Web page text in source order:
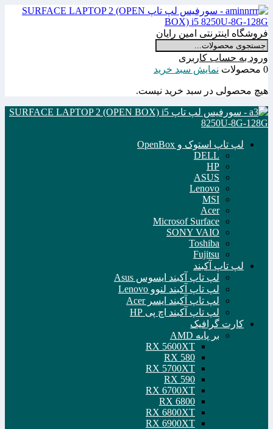
فروشگاه اینترنتی امین رایان
ورود به حساب کاربری
0 محصولات
نمایش سبد خرید
هیچ محصولی در سبد خرید نیست.
لپ تاپ استوک و OpenBox
DELL
HP
ASUS
Lenovo
MSI
Acer
Microsof Surface
SONY VAIO
Toshiba
Fujitsu
لپ تاپ آکبند
لپ تاپ آکبند ایسوس Asus
لپ تاپ آکبند لنوو Lenovo
لپ تاپ آکبند ایسر Acer
لپ تاپ آکبند اچ پی HP
کارت گرافیک
بر پایه AMD
RX 5600XT
RX 580
RX 5700XT
RX 590
RX 6700XT
RX 6800
RX 6800XT
RX 6900XT